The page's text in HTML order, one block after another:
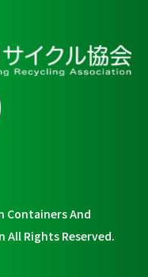
Containers And
All Rights Reserved.